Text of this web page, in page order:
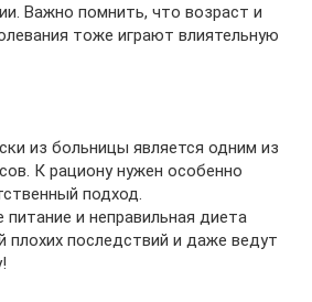
Важно помнить, что возраст и
тоже играют влиятельную
из больницы является одним из
К рациону нужен особенно
подход.
и неправильная диета
плохих последствий и даже ведут